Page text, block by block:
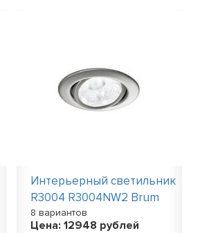
Интерьерный светильник
R3004 R3004NW2 Brum
8 вариантов
Цена: 12948 рублей